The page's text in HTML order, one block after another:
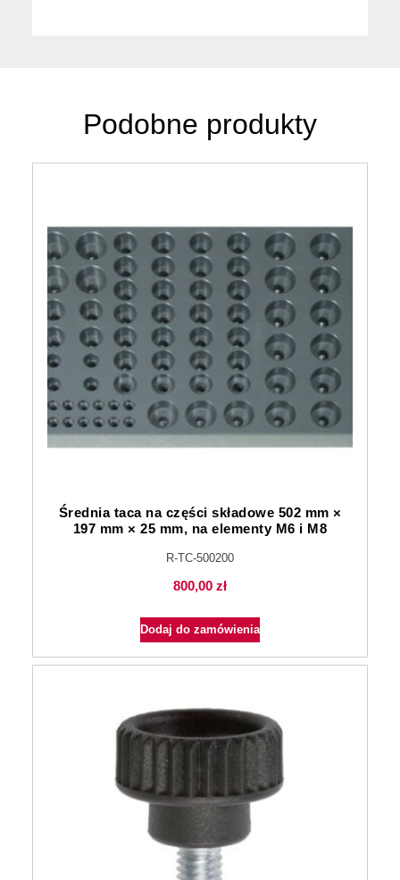
Podobne produkty
Średnia taca na części składowe 502 mm ×
197 mm × 25 mm, na elementy M6 i M8
R-TC-500200
800,00 zł
Dodaj do zamówienia